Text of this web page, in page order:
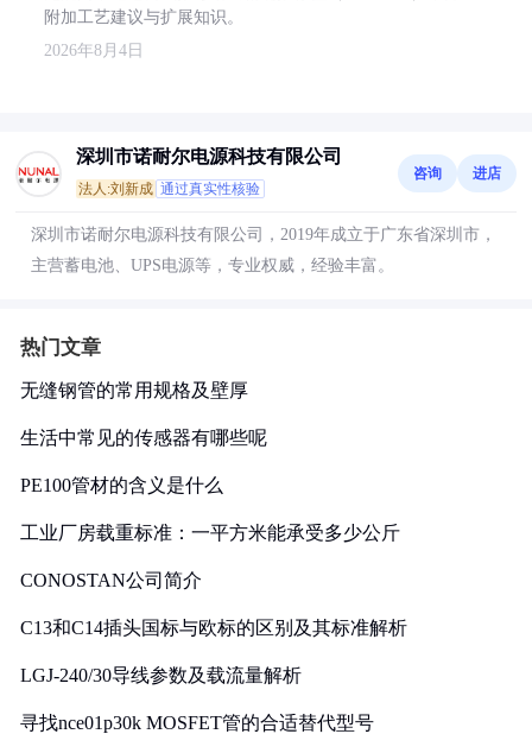
附加工艺建议与扩展知识。
2026年8月4日
深圳市诺耐尔电源科技有限公司
法人:刘新成 通过真实性核验
咨询 进店
深圳市诺耐尔电源科技有限公司，2019年成立于广东省深圳市，
主营蓄电池、UPS电源等，专业权威，经验丰富。
热门文章
无缝钢管的常用规格及壁厚
生活中常见的传感器有哪些呢
PE100管材的含义是什么
工业厂房载重标准：一平方米能承受多少公斤
CONOSTAN公司简介
C13和C14插头国标与欧标的区别及其标准解析
LGJ-240/30导线参数及载流量解析
寻找nce01p30k MOSFET管的合适替代型号